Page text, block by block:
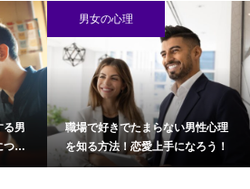
る男
つい
男女の心理
職場で好きでたまらない男性心理
を知る方法！恋愛上手になろう！